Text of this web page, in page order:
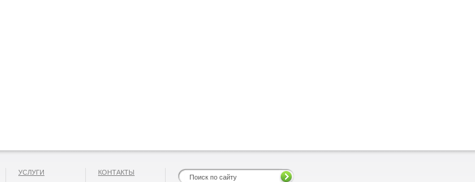
УСЛУГИ
КОНТАКТЫ